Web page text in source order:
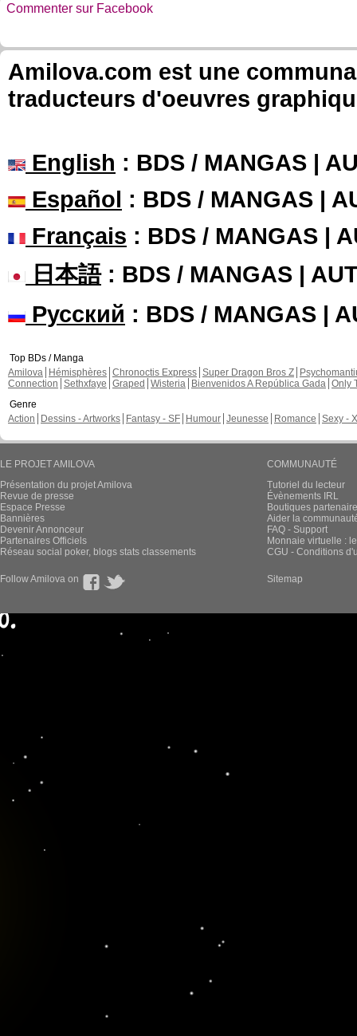
Commenter sur Facebook
Amilova.com est une
traducteurs d'oeuvres
English : BDS / MANGAS |
Español : BDS / MANGAS |
Français : BDS / MANGAS |
日本語: BDS / MANGAS |
Русский : BDS / MANGAS |
Top BDs / Manga
Amilova
Hémisphères Chronoctis Express Super Dragon Bros Z
Connection Sethxfaye Graped Wisteria Bienvenidos A República Gada Only
Genre
Action
Dessins - Artworks Fantasy - SF Humour Jeunesse Romance Sexy -
LE PROJET AMILOVA
Présentation du projet Amilova
Revue de presse
Espace Presse
Bannières
Devenir Annonceur
Partenaires Officiels
Réseau social poker, blogs stats classements
COMMUNAUTÉ
Tutoriel du lecteur
Évènements IRL
Boutiques
Aider la
FAQ - Support
Monnaie virtuelle :
CGU - Conditions
Follow Amilova on Sitemap